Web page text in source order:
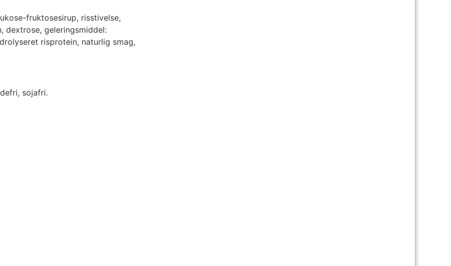
fruktosesirup, risstivelse,
dextrose, geleringsmiddel:
risprotein, naturlig smag,
sojafri.